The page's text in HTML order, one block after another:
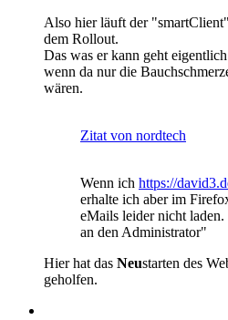
Also hier läuft der
dem Rollout.
Das was er kann geht
wenn da nur die
wären.
Zitat von nordtech
Wenn ich https://
erhalte ich aber im
eMails leider nicht
an den Administrator"
Hier hat das Neustarten des
geholfen.